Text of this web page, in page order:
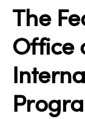
The
Office